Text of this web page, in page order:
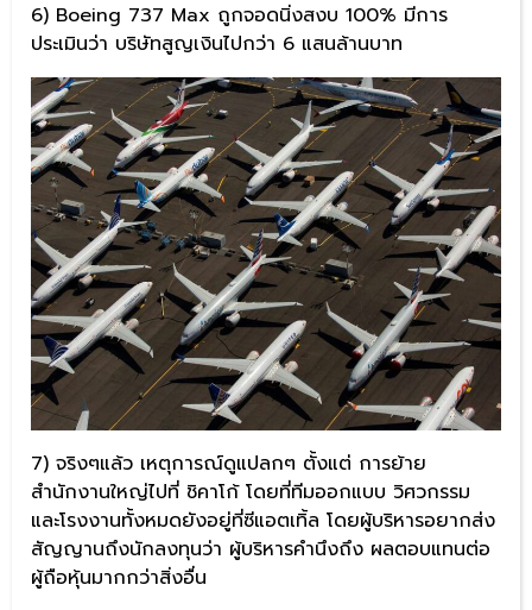
6) Boeing 737 Max ถูกจอดนิ่งสงบ 100% มีการ
ประเมินว่า บริษัทสูญเงินไปกว่า 6 แสนล้านบาท
7) จริงๆแล้ว เหตุการณ์ดูแปลกๆ ตั้งแต่ การย้าย
สำนักงานใหญ่ไปที่ ชิคาโก้ โดยที่ทีมออกแบบ วิศวกรรม
และโรงงานทั้งหมดยังอยู่ที่ซีแอตเทิ้ล โดยผู้บริหารอยากส่ง
สัญญานถึงนักลงทุนว่า ผู้บริหารคำนึงถึง ผลตอบแทนต่อ
ผู้ถือหุ้นมากกว่าสิ่งอื่น